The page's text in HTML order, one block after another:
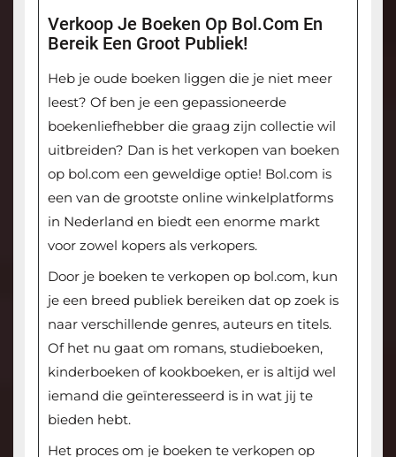
Verkoop Je Boeken Op Bol.com En
Bereik Een Groot Publiek!
Heb je oude boeken liggen die je niet meer
leest? Of ben je een gepassioneerde
boekenliefhebber die graag zijn collectie wil
uitbreiden? Dan is het verkopen van boeken
op bol.com een geweldige optie! Bol.com is
een van de grootste online winkelplatforms
in Nederland en biedt een enorme markt
voor zowel kopers als verkopers.
Door je boeken te verkopen op bol.com, kun
je een breed publiek bereiken dat op zoek is
naar verschillende genres, auteurs en titels.
Of het nu gaat om romans, studieboeken,
kinderboeken of kookboeken, er is altijd wel
iemand die geïnteresseerd is in wat jij te
bieden hebt.
Het proces om je boeken te verkopen op